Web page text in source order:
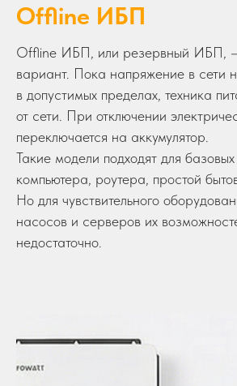
Offline ИБП
Offline ИБП, или резервный ИБП,
вариант. Пока напряжение в сети
в допустимых пределах, техника
от сети. При отключении
переключается на аккумулятор.
Такие модели подходят для
компьютера, роутера, простой
Но для чувствительного
насосов и серверов их
недостаточно.